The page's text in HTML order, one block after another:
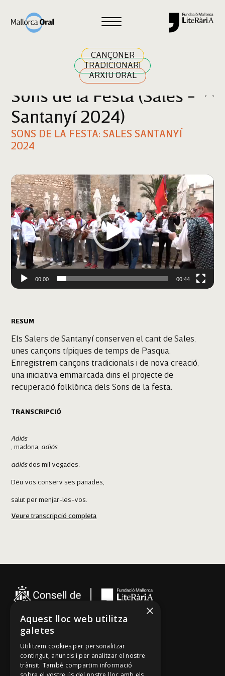
CANÇONER
TRADICIONARI
ARXIU ORAL
Cercar
Sons de la Festa (Sales -
Santanyí 2024)
SONS DE LA FESTA: SALES SANTANYÍ
2024
Reproductor
de
vídeo
00:00 00:44
RESUM
Els Salers de Santanyí conserven el cant de Sales,
unes cançons típiques de temps de Pasqua.
Enregistrem cançons tradicionals i de nova creació,
una iniciativa emmarcada dins el projecte de
recuperació folklòrica dels Sons de la festa.
TRANSCRIPCIÓ
Adiós
, madona, adiós,
adiósdos mil vegades.
Déu vos conserv ses panades,
salut per menjar-les-vos.
Aquesta ja és sa darrera,
Molts d'anys!
Veure transcripció completa
Cançoner
Tradicionari
Arxiu Oral
×
Aquest lloc web utilitza
galetes
Utilitzem cookies per personalitzar
contingut, anuncis i per analitzar el nostre
trànsit. També compartim informació